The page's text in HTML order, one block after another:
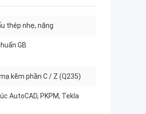
thép nhẹ, nặng
GB
kẽm phần C / Z (Q235)
AutoCAD, PKPM, Tekla